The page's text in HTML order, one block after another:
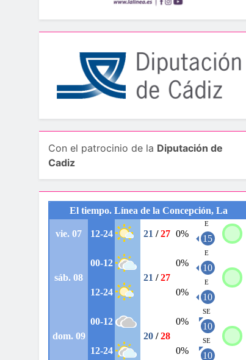
Con el patrocinio de la Diputación de
Cadiz